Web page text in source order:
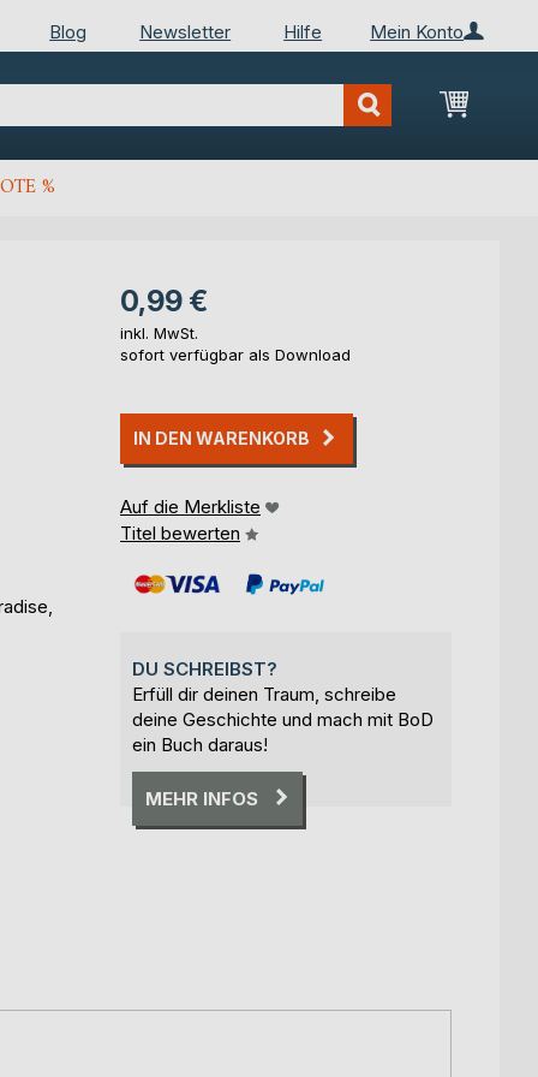
Mein Konto
Blog Newsletter Hilfe
Mein
%
0,99 €
inkl. MwSt.
sofort verfügbar als Download
IN DEN WARENKORB
Auf die Merkliste
Titel bewerten
DU SCHREIBST?
Erfüll dir deinen Traum, schreibe
deine Geschichte und mach mit BoD
ein Buch daraus!
MEHR INFOS